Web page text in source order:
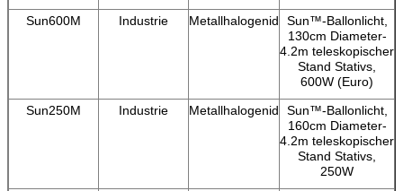
Sun600M
Industrie Metallhalogenid
Sun™-Ballonlicht,
130cm Diameter-
4.2m teleskopischer
Stand Stativs,
600W (Euro)
Sun250M
Industrie Metallhalogenid
Sun™-Ballonlicht,
160cm Diameter-
4.2m teleskopischer
Stand Stativs,
250W